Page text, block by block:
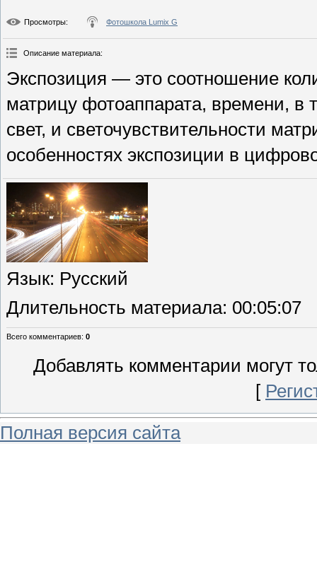
Просмотры: Фотошкола Lumix G
Описание материала:
Экспозиция — это соотношение
матрицу фотоаппарата, времени, в
свет, и светочувствительности
особенностях экспозиции в
Язык: Русский
Длительность материала: 00:05:07
Всего комментариев: 0
Добавлять комментарии могут
[
Полная версия сайта